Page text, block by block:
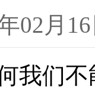
02月
我们